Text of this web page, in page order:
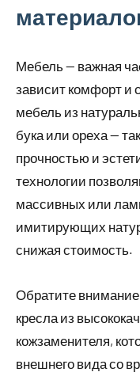
Мебель — важная
зависит комфорт и
мебель из
бука или ореха —
прочностью и
технологии
массивных или
имитирующих
снижая стоимость.
Обратите
кресла из
кожзаменителя,
внешнего вида со